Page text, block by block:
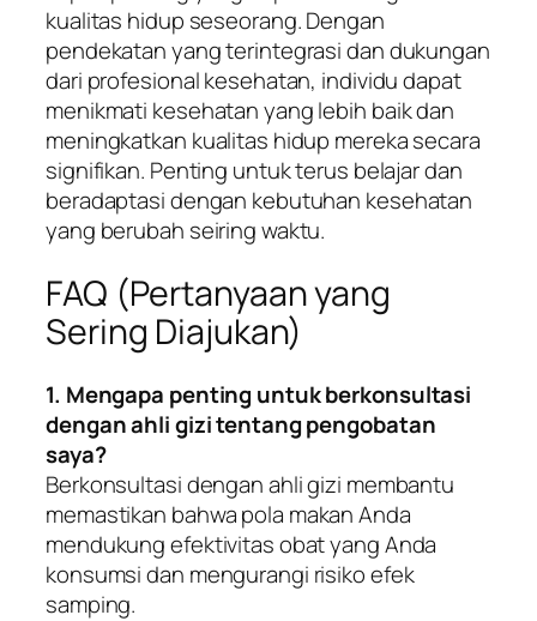
kualitas hidup seseorang. Dengan
pendekatan yang terintegrasi dan dukungan
dari profesional kesehatan, individu dapat
menikmati kesehatan yang lebih baik dan
meningkatkan kualitas hidup mereka secara
signifikan. Penting untuk terus belajar dan
beradaptasi dengan kebutuhan kesehatan
yang berubah seiring waktu.
FAQ (Pertanyaan yang
Sering Diajukan)
1. Mengapa penting untuk berkonsultasi
dengan ahli gizi tentang pengobatan
saya?
Berkonsultasi dengan ahli gizi membantu
memastikan bahwa pola makan Anda
mendukung efektivitas obat yang Anda
konsumsi dan mengurangi risiko efek
samping.